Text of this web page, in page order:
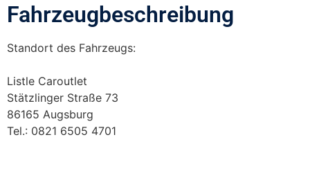
Fahrzeugbeschreibung​
Standort des Fahrzeugs:
Listle Caroutlet
Stätzlinger Straße 73
86165 Augsburg
Tel.: 0821 6505 4701